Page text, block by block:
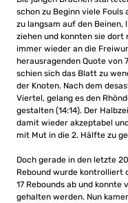
schon zu Beginn viele
zu langsam auf den Beinen,
ziehen und konnten sie dort
immer wieder an die
herausragenden Quote von
schien sich das Blatt zu
der Knoten. Nach dem
Viertel, gelang es den
gestalten (14:14). Der
damit wieder akzeptabel
mit Mut in die 2. Hälfte zu
Doch gerade in den letzte
Rebound wurde kontrolliert
17 Rebounds ab und
gehalten werden. Nun